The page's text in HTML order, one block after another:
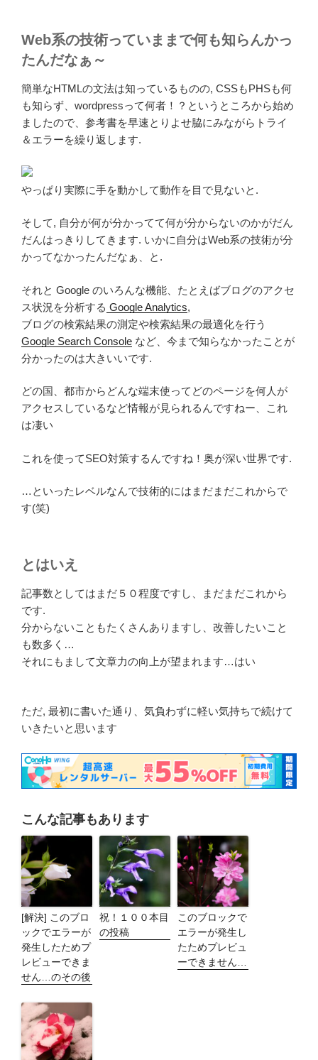
Web系の技術っていままで何も知らんかっ
たんだなぁ～
簡単なHTMLの文法は知っているものの, CSSもPHSも何
も知らず、wordpressって何者！？というところから始め
ましたので、参考書を早速とりよせ脇にみながらトライ
＆エラーを繰り返します.
やっぱり実際に手を動かして動作を目で見ないと.
そして, 自分が何が分かってて何が分からないのかがだん
だんはっきりしてきます. いかに自分はWeb系の技術が分
かってなかったんだなぁ、と.
それと Google のいろんな機能、たとえばブログのアクセ
ス状況を分析する Google Analytics,
ブログの検索結果の測定や検索結果の最適化を行う
Google Search Console など、今まで知らなかったことが
分かったのは大きいいです.
どの国、都市からどんな端末使ってどのページを何人が
アクセスしているなど情報が見られるんですねー、これ
は凄い
これを使ってSEO対策するんですね！奥が深い世界です.
…といったレベルなんで技術的にはまだまだこれからで
す(笑)
とはいえ
記事数としてはまだ５０程度ですし、まだまだこれから
です.
分からないこともたくさんありますし、改善したいこと
も数多く…
それにもまして文章力の向上が望まれます…はい
ただ, 最初に書いた通り、気負わずに軽い気持ちで続けて
いきたいと思います
こんな記事もあります
[解決] このブロ
ックでエラーが
発生したためプ
レビューできま
せん…のその後
祝！１００本目
の投稿
このブロックで
エラーが発生し
たためプレビュ
ーできません…